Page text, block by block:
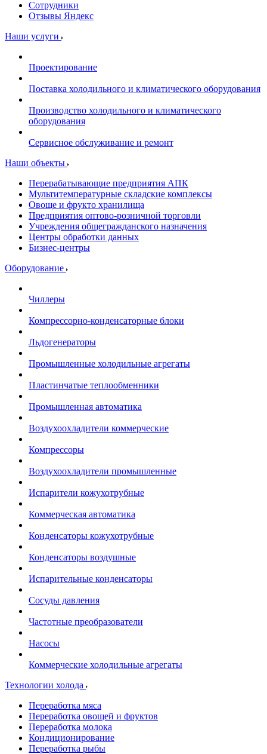
Сотрудники
Отзывы Яндекс
Наши услуги
Проектирование
Поставка холодильного и климатического оборудования
Производство холодильного и климатического
оборудования
Сервисное обслуживание и ремонт
Наши объекты
Перерабатывающие предприятия АПК
Мультитемпературные складские комплексы
Овоще и фрукто хранилища
Предприятия оптово-розничной торговли
Учреждения общегражданского назначения
Центры обработки данных
Бизнес-центры
Оборудование
Чиллеры
Компрессорно-конденсаторные блоки
Льдогенераторы
Промышленные холодильные агрегаты
Пластинчатые теплообменники
Промышленная автоматика
Воздухоохладители коммерческие
Компрессоры
Воздухоохладители промышленные
Испарители кожухотрубные
Коммерческая автоматика
Конденсаторы кожухотрубные
Конденсаторы воздушные
Испарительные конденсаторы
Сосуды давления
Частотные преобразователи
Насосы
Коммерческие холодильные агрегаты
Технологии холода
Переработка мяса
Переработка овощей и фруктов
Переработка молока
Кондиционирование
Переработка рыбы